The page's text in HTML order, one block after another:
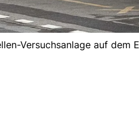
Versuchsanlage auf dem